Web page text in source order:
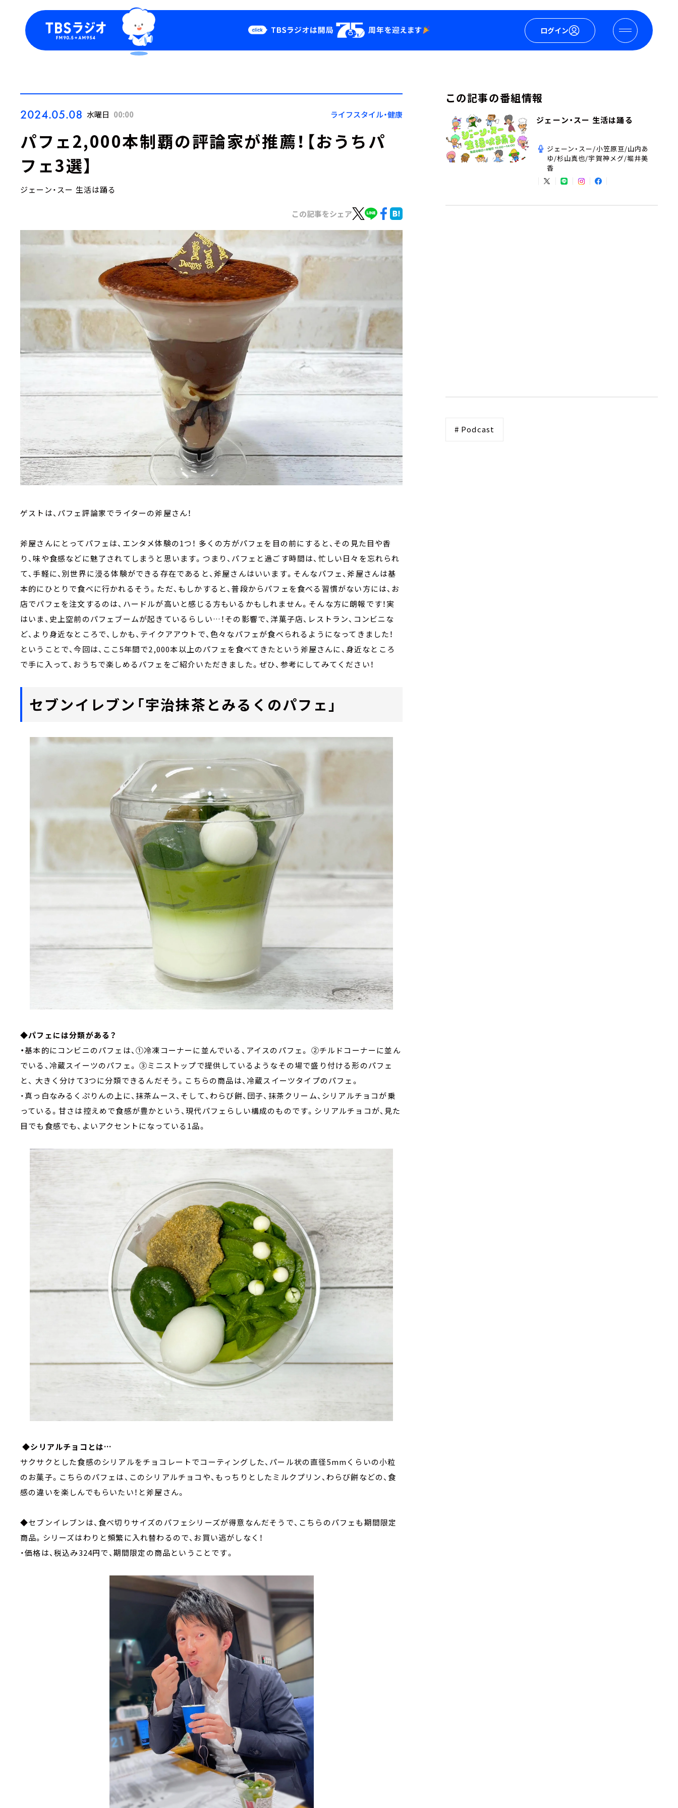
ログイン
Podcast
YouTube
会社情報
2024.05.08 水曜日 00:00 ライフスタイル・健康
パフェ2,000本制覇の評論家が推薦！【おうちパ
フェ3選】
ジェーン・スー 生活は踊る
この記事をシェア
ゲストは、パフェ評論家でライターの斧屋さん！
斧屋さんにとってパフェは、エンタメ体験の1つ！ 多くの方がパフェを目の前にすると、その見た目や香
り、味や食感などに魅了されてしまうと思います。つまり、パフェと過ごす時間は、忙しい日々を忘れられ
て、手軽に、別世界に浸る体験ができる存在であると、斧屋さんはいいます。そんなパフェ、斧屋さんは基
本的にひとりで食べに行かれるそう。ただ、もしかすると、普段からパフェを食べる習慣がない方には、お
店でパフェを注文するのは、ハードルが高いと感じる方もいるかもしれません。そんな方に朗報です！実
はいま、史上空前のパフェブームが起きているらしい…！その影響で、洋菓子店、レストラン、コンビニな
ど、より身近なところで、しかも、テイクアアウトで、色々なパフェが食べられるようになってきました！
ということで、今回は、ここ5年間で2,000本以上のパフェを食べてきたという斧屋さんに、身近なところ
で手に入って、おうちで楽しめるパフェをご紹介いただきました。ぜひ、参考にしてみてください！
セブンイレブン「宇治抹茶とみるくのパフェ」
◆パフェには分類がある？
・基本的にコンビニのパフェは、①冷凍コーナーに並んでいる、アイスのパフェ。 ②チルドコーナーに並ん
でいる、冷蔵スイーツのパフェ。 ③ミニストップで提供しているようなその場で盛り付ける形のパフェ
と、 大きく分けて3つに分類できるんだそう。こちらの商品は、冷蔵スイーツタイプのパフェ。
・真っ白なみるくぷりんの上に、抹茶ムース、そして、わらび餅、団子、抹茶クリーム、シリアルチョコが乗
っている。甘さは控えめで食感が豊かという、現代パフェらしい構成のものです。シリアルチョコが、見た
目でも食感でも、よいアクセントになっている1品。
◆シリアルチョコとは…
サクサクとした食感のシリアルをチョコレートでコーティングした、パール状の直径5mmくらいの小粒
のお菓子。こちらのパフェは、このシリアルチョコや、もっちりとしたミルクプリン、わらび餅などの、食
感の違いを楽しんでもらいたい！と斧屋さん。
◆セブンイレブンは、食べ切りサイズのパフェシリーズが得意なんだそうで、こちらのパフェも期間限定
商品。シリーズはわりと頻繁に入れ替わるので、お買い逃がしなく！
・価格は、税込み324円で、期間限定の商品ということです。
この記事の番組情報
ジェーン・スー 生活は踊る
ジェーン・スー/小笠原亘/山内あ
ゆ/杉山真也/宇賀神メグ/堀井美
香
# Podcast